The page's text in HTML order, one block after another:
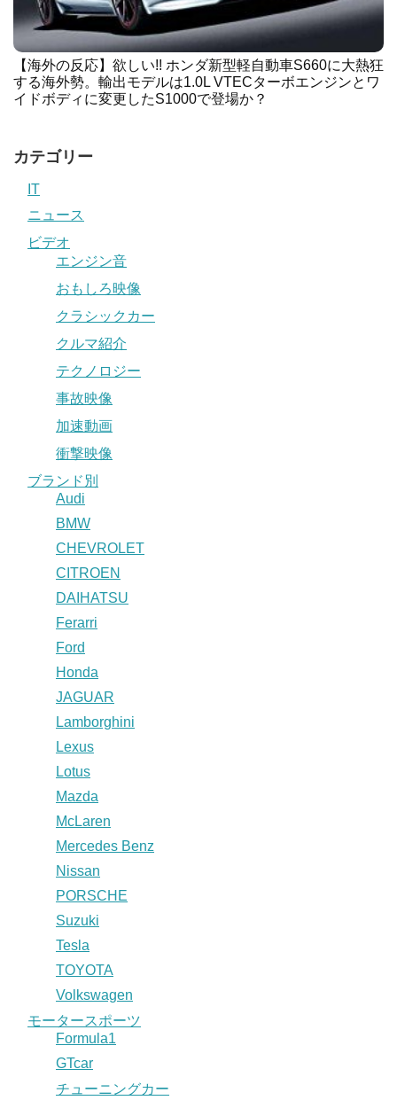
【海外の反応】欲しい!! ホンダ新型軽自動車S660に大熱狂
する海外勢。輸出モデルは1.0L VTECターボエンジンとワ
イドボディに変更したS1000で登場か？
カテゴリー
IT
ニュース
ビデオ
エンジン音
おもしろ映像
クラシックカー
クルマ紹介
テクノロジー
事故映像
加速動画
衝撃映像
ブランド別
Audi
BMW
CHEVROLET
CITROEN
DAIHATSU
Ferarri
Ford
Honda
JAGUAR
Lamborghini
Lexus
Lotus
Mazda
McLaren
Mercedes Benz
Nissan
PORSCHE
Suzuki
Tesla
TOYOTA
Volkswagen
モータースポーツ
Formula1
GTcar
チューニングカー